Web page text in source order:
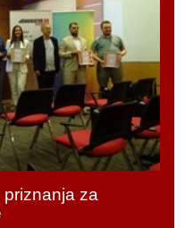
priznanja za